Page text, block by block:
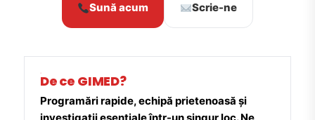
Sună acum Scrie-ne
De ce GIMED?
Programări rapide, echipă prietenoasă și